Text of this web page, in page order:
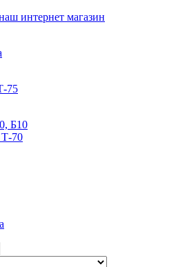
интернет магазин
Б10
70